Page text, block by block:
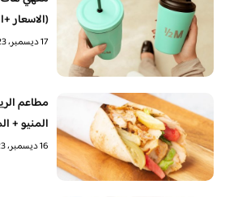
(الاسعار
17 ديسمبر، 2023
مطاعم
المنيو +
16 ديسمبر، 2023